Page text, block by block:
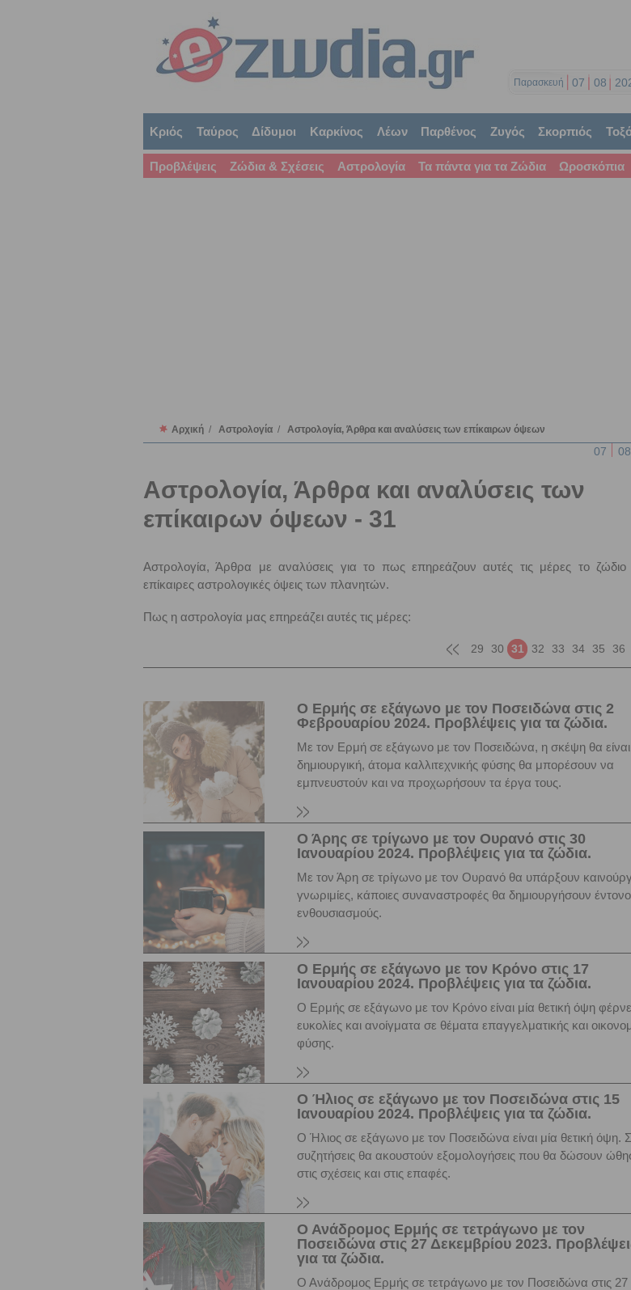
Παρασκευή 07 08
Κριός Ταύρος Δίδυμοι Καρκίνος Λέων Παρθένος Ζυγός Σκορπιός
Προβλέψεις Ζώδια & Σχέσεις Αστρολογία Τα πάντα για τα Ζώδια Ωροσκόπια
Αρχική / Αστρολογία / Αστρολογία, Άρθρα και αναλύσεις των επίκαιρων όψεων
07 08
Αστρολογία, Άρθρα και αναλύσεις των
επίκαιρων όψεων - 31
Αστρολογία, Άρθρα με αναλύσεις για το πως επηρεάζουν αυτές τις μέρες το ζώδιο
επίκαιρες αστρολογικές όψεις των πλανητών.
Πως η αστρολογία μας επηρεάζει αυτές τις μέρες:
29 30 31 32 33 34 35 36
Ο Ερμής σε εξάγωνο με τον Ποσειδώνα στις 2
Φεβρουαρίου 2024. Προβλέψεις για τα ζώδια.
Με τον Ερμή σε εξάγωνο με τον Ποσειδώνα, η σκέψη θα είναι
δημιουργική, άτομα καλλιτεχνικής φύσης θα μπορέσουν να
εμπνευστούν και να προχωρήσουν τα έργα τους.
Ο Άρης σε τρίγωνο με τον Ουρανό στις 30
Ιανουαρίου 2024. Προβλέψεις για τα ζώδια.
Με τον Άρη σε τρίγωνο με τον Ουρανό θα υπάρξουν
γνωριμίες, κάποιες συναναστροφές θα δημιουργήσουν
ενθουσιασμούς.
Ο Ερμής σε εξάγωνο με τον Κρόνο στις 17
Ιανουαρίου 2024. Προβλέψεις για τα ζώδια.
Ο Ερμής σε εξάγωνο με τον Κρόνο είναι μία θετική όψη
ευκολίες και ανοίγματα σε θέματα επαγγελματικής και
φύσης.
Ο Ήλιος σε εξάγωνο με τον Ποσειδώνα στις 15
Ιανουαρίου 2024. Προβλέψεις για τα ζώδια.
Ο Ήλιος σε εξάγωνο με τον Ποσειδώνα είναι μία θετική όψη.
συζητήσεις θα ακουστούν εξομολογήσεις που θα δώσουν
στις σχέσεις και στις επαφές.
Ο Ανάδρομος Ερμής σε τετράγωνο με τον
Ποσειδώνα στις 27 Δεκεμβρίου 2023.
για τα ζώδια.
Ο Ανάδρομος Ερμής σε τετράγωνο με τον Ποσειδώνα στις 27